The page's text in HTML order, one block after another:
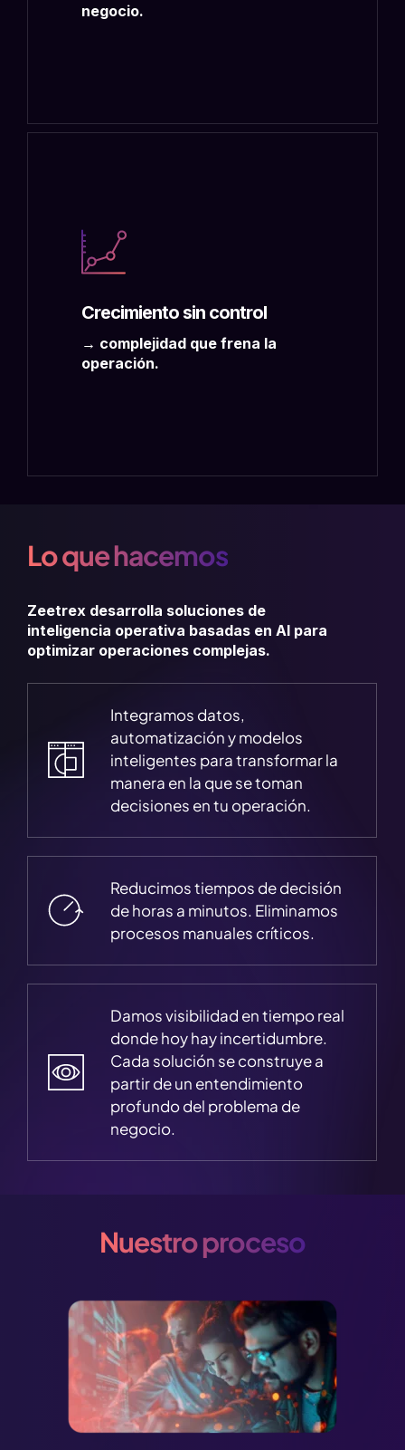
negocio.
Crecimiento sin control
→ complejidad que frena la
operación.
Lo que hacemos
Zeetrex desarrolla soluciones de
inteligencia operativa basadas en AI para
optimizar operaciones complejas.
Integramos datos,
automatización y modelos
inteligentes para transformar la
manera en la que se toman
decisiones en tu operación.
Reducimos tiempos de decisión
de horas a minutos. Eliminamos
procesos manuales críticos.
Damos visibilidad en tiempo real
donde hoy hay incertidumbre.
Cada solución se construye a
partir de un entendimiento
profundo del problema de
negocio.
Nuestro proceso